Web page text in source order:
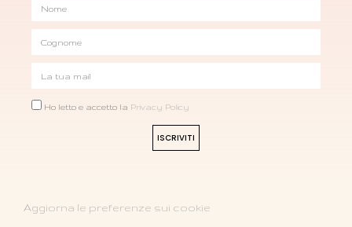
Ho letto e accetto la Privacy Policy
ISCRIVITI
Aggiorna le preferenze sui cookie